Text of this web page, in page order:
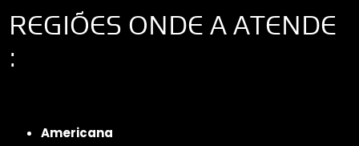
REGIÕES ONDE A ATENDE
:
Americana